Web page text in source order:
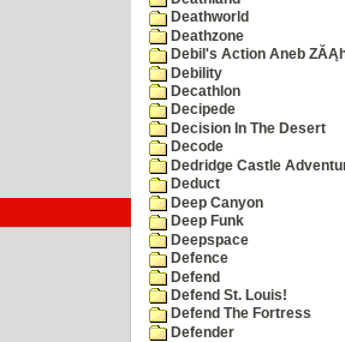
Deathworld
Deathzone
Debil's Action Aneb
Debility
Decathlon
Decipede
Decision In The Desert
Decode
Dedridge Castle
Deduct
Deep Canyon
Deep Funk
Deepspace
Defence
Defend
Defend St. Louis!
Defend The Fortress
Defender